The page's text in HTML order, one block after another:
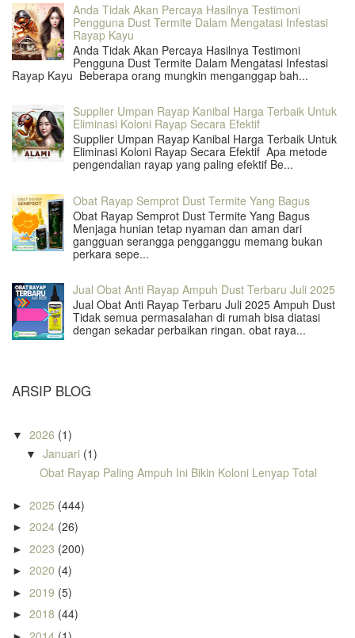
Anda Tidak Akan Percaya Hasilnya Testimoni
Pengguna Dust Termite Dalam Mengatasi Infestasi
Rayap Kayu
Anda Tidak Akan Percaya Hasilnya Testimoni
Pengguna Dust Termite Dalam Mengatasi Infestasi
Rayap Kayu Beberapa orang mungkin menganggap bah...
Supplier Umpan Rayap Kanibal Harga Terbaik Untuk
Eliminasi Koloni Rayap Secara Efektif
Supplier Umpan Rayap Kanibal Harga Terbaik Untuk
Eliminasi Koloni Rayap Secara Efektif Apa metode
pengendalian rayap yang paling efektif Be...
Obat Rayap Semprot Dust Termite Yang Bagus
Obat Rayap Semprot Dust Termite Yang Bagus
Menjaga hunian tetap nyaman dan aman dari
gangguan serangga pengganggu memang bukan
perkara sepe...
Jual Obat Anti Rayap Ampuh Dust Terbaru Juli 2025
Jual Obat Anti Rayap Terbaru Juli 2025 Ampuh Dust
Tidak semua permasalahan di rumah bisa diatasi
dengan sekadar perbaikan ringan. obat raya...
ARSIP BLOG
▼ 2026 (1)
▼ Januari (1)
Obat Rayap Paling Ampuh Ini Bikin Koloni Lenyap Total
► 2025 (444)
► 2024 (26)
► 2023 (200)
► 2020 (4)
► 2019 (5)
► 2018 (44)